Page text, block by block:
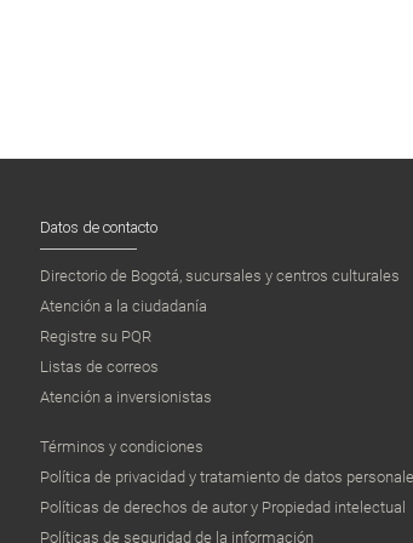
Datos de contacto
Directorio de Bogotá, sucursales y centros culturales
Atención a la ciudadanía
Registre su PQR
Listas de correos
Atención a inversionistas
Términos y condiciones
Política de privacidad y tratamiento de datos
Políticas de derechos de autor y Propiedad intelectual
Políticas de seguridad de la información